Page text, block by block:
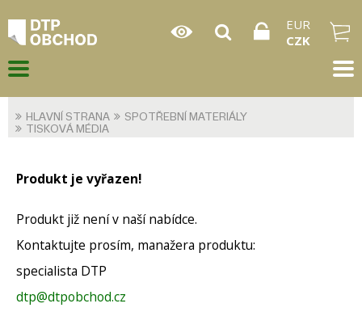
EUR
CZK
HLAVNÍ STRANA
SPOTŘEBNÍ MATERIÁLY
TISKOVÁ MÉDIA
Produkt je vyřazen!
Produkt již není v naší nabídce.
Kontaktujte prosím, manažera produktu:
specialista DTP
dtp@dtpobchod.cz